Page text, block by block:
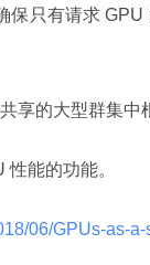
保只有请求 GPU
享的大型群集中
能的功能。
06/GPUs-as-